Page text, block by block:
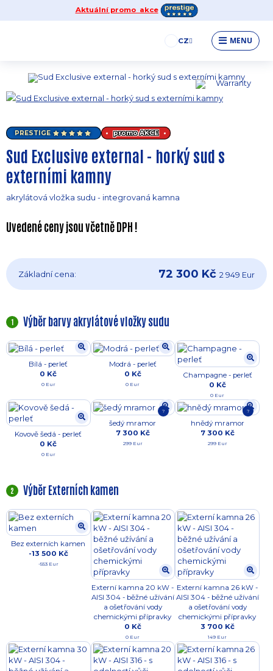
Aktuální promo akce
CZ MENU
PRESTIGE promoAKCE
Sud Exclusive external - horký sud s
externími kamny
akrylátová vložka sudu - integrovaná kamna
Uvedené ceny jsou včetně DPH !
Základní cena: 72 300 Kč 2 949 Eur
1 Výběr barvy akrylátové vložky sudu
Bílá - perleť
0 Kč
0 Eur
Modrá - perleť
0 Kč
0 Eur
Champagne - perleť
0 Kč
0 Eur
Kovově šedá - perleť
0 Kč
0 Eur
šedý mramor
?
7 300 Kč
299 Eur
hnědý mramor
?
7 300 Kč
299 Eur
2 Výběr Externích kamen
Bez externích kamen
-13 500 Kč
-553 Eur
Externí kamna 20 kW -
AISI 304 - běžné užívání
a ošetřování vody
chemickými přípravky
0 Kč
0 Eur
Externí kamna 26 kW -
AISI 304 - běžné užívání
a ošetřování vody
chemickými přípravky
3 700 Kč
149 Eur